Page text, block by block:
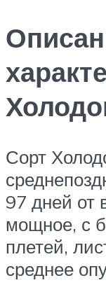
Сорт
97 дней от
мощное, с
плетей,
среднее